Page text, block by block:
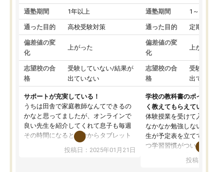
通塾期間 1年以上
通った目的 高校受験対策
偏差値の変
化
上がった
志望校の合
格
受験していない/結果が
出ていない
サポートが充実している！
うちは田舎で家庭教師なんてできるの
かなと思ってましたが、オンラインで
良い先生を紹介してくれて息子も毎週
その時間になると自分からタブレット
を開いてzoomを繋げるようになりまし
た！5科目なんでもOKなのもとても気
投稿日：2025年01月21日
通塾期間 1～3ヵ月
通った目的 定期テス
偏差値の変
化
上がった
志望校の合
格
受験して
出ていな
学校の教科書のポイント
く教えてもらえている
体験授業を受けて入塾し
なかなか勉強しない息子
生が予定表を立ててくれ
つ学習習慣がついてきま
指導が無い日も予定表
投稿日：